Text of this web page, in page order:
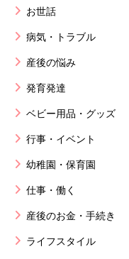
お世話
病気・トラブル
産後の悩み
発育発達
ベビー用品・グッズ
行事・イベント
幼稚園・保育園
仕事・働く
産後のお金・手続き
ライフスタイル